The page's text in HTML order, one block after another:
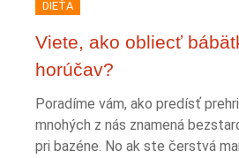
DIEŤA
Viete, ako obliecť
horúčav?
Poradíme vám, ako predísť
mnohých z nás znamená
pri bazéne. No ak ste čerstvá